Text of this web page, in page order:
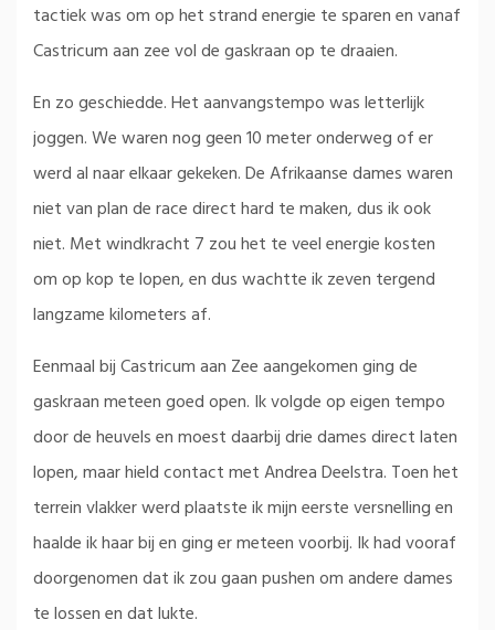
tactiek was om op het strand energie te sparen en vanaf
Castricum aan zee vol de gaskraan op te draaien.
En zo geschiedde. Het aanvangstempo was letterlijk
joggen. We waren nog geen 10 meter onderweg of er
werd al naar elkaar gekeken. De Afrikaanse dames waren
niet van plan de race direct hard te maken, dus ik ook
niet. Met windkracht 7 zou het te veel energie kosten
om op kop te lopen, en dus wachtte ik zeven tergend
langzame kilometers af.
Eenmaal bij Castricum aan Zee aangekomen ging de
gaskraan meteen goed open. Ik volgde op eigen tempo
door de heuvels en moest daarbij drie dames direct laten
lopen, maar hield contact met Andrea Deelstra. Toen het
terrein vlakker werd plaatste ik mijn eerste versnelling en
haalde ik haar bij en ging er meteen voorbij. Ik had vooraf
doorgenomen dat ik zou gaan pushen om andere dames
te lossen en dat lukte.